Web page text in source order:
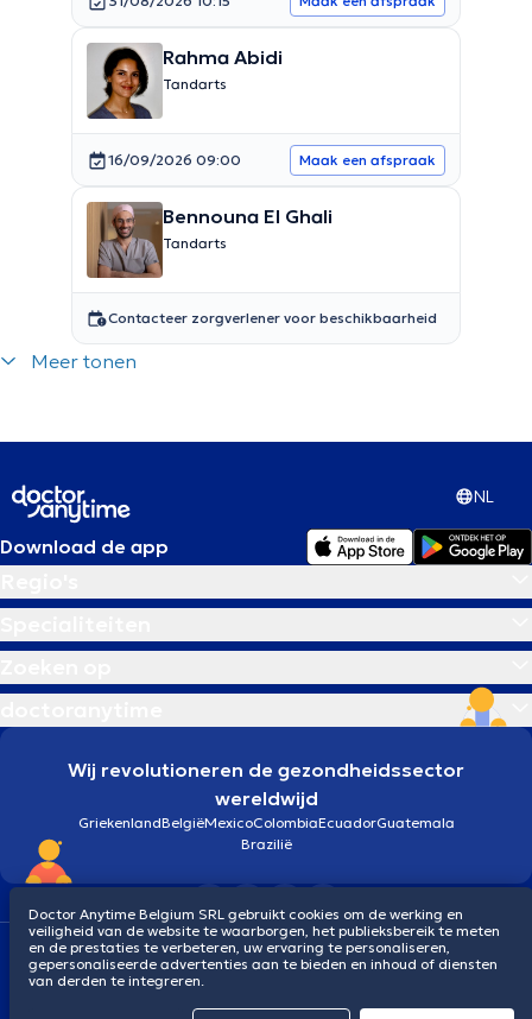
Rahma Abidi
Tandarts
16/09/2026 09:00 Maak een afspraak
Bennouna El Ghali
Tandarts
Contacteer zorgverlener voor beschikbaarheid
Meer tonen
NL
Download de app
Wij revolutioneren de gezondheidssector
wereldwijd
GriekenlandBelgiëMexicoColombiaEcuadorGuatemala
Brazilië
Algemene voorwaardenCookiesPrivacybeleid
© 2026 doctoranytime
Doctor Anytime Belgium SRL gebruikt cookies om de werking en
veiligheid van de website te waarborgen, het publieksbereik te meten
en de prestaties te verbeteren, uw ervaring te personaliseren,
gepersonaliseerde advertenties aan te bieden en inhoud of diensten
van derden te integreren.